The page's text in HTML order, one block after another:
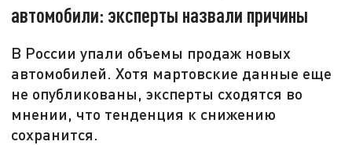
автомобили: эксперты назвали причины
В России упали объемы продаж новых
автомобилей. Хотя мартовские данные еще
не опубликованы, эксперты сходятся во
мнении, что тенденция к снижению
сохранится.